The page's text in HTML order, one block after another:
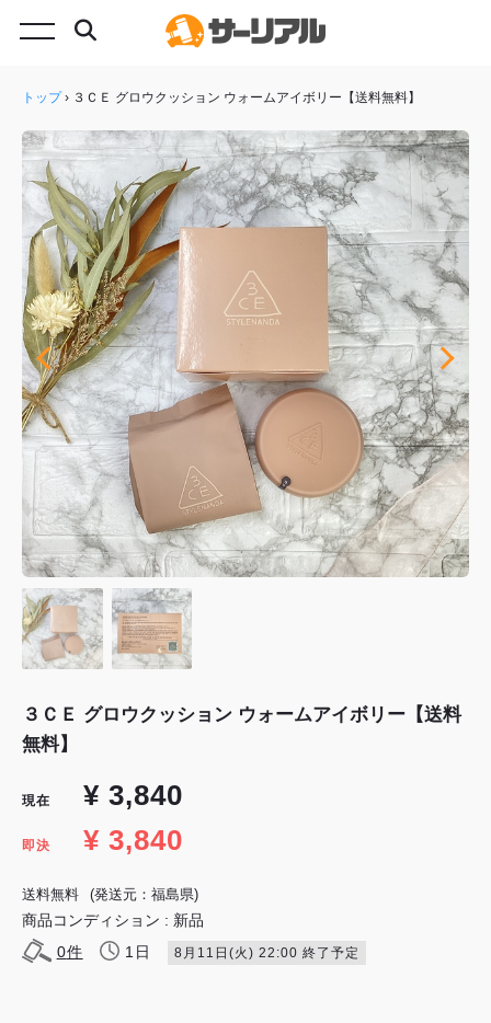
トップ› ３ＣＥ グロウクッション ウォームアイボリー【送料無料】
３ＣＥ グロウクッション ウォームアイボリー【送料
無料】
現在 ¥ 3,840
即決 ¥ 3,840
送料無料 (発送元：福島県)
商品コンディション : 新品
0件 1日 8月11日(火) 22:00 終了予定